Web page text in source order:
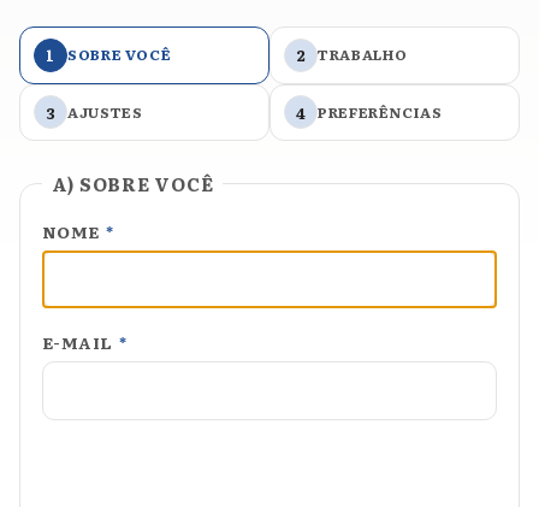
1 SOBRE VOCÊ 2 TRABALHO
3 AJUSTES 4 PREFERÊNCIAS
A) SOBRE VOCÊ
NOME *
E-MAIL *